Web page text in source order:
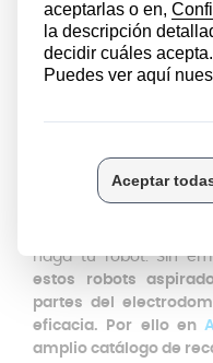
partículas o
Además,si tu
ahorrarás mucho
hogar.
Los Robots
cualquier hogar. Estos
casa sin tener que
haga tu robot. Sin
estos robots
partes del
eficacia. Por ello en
amplio catálogo de